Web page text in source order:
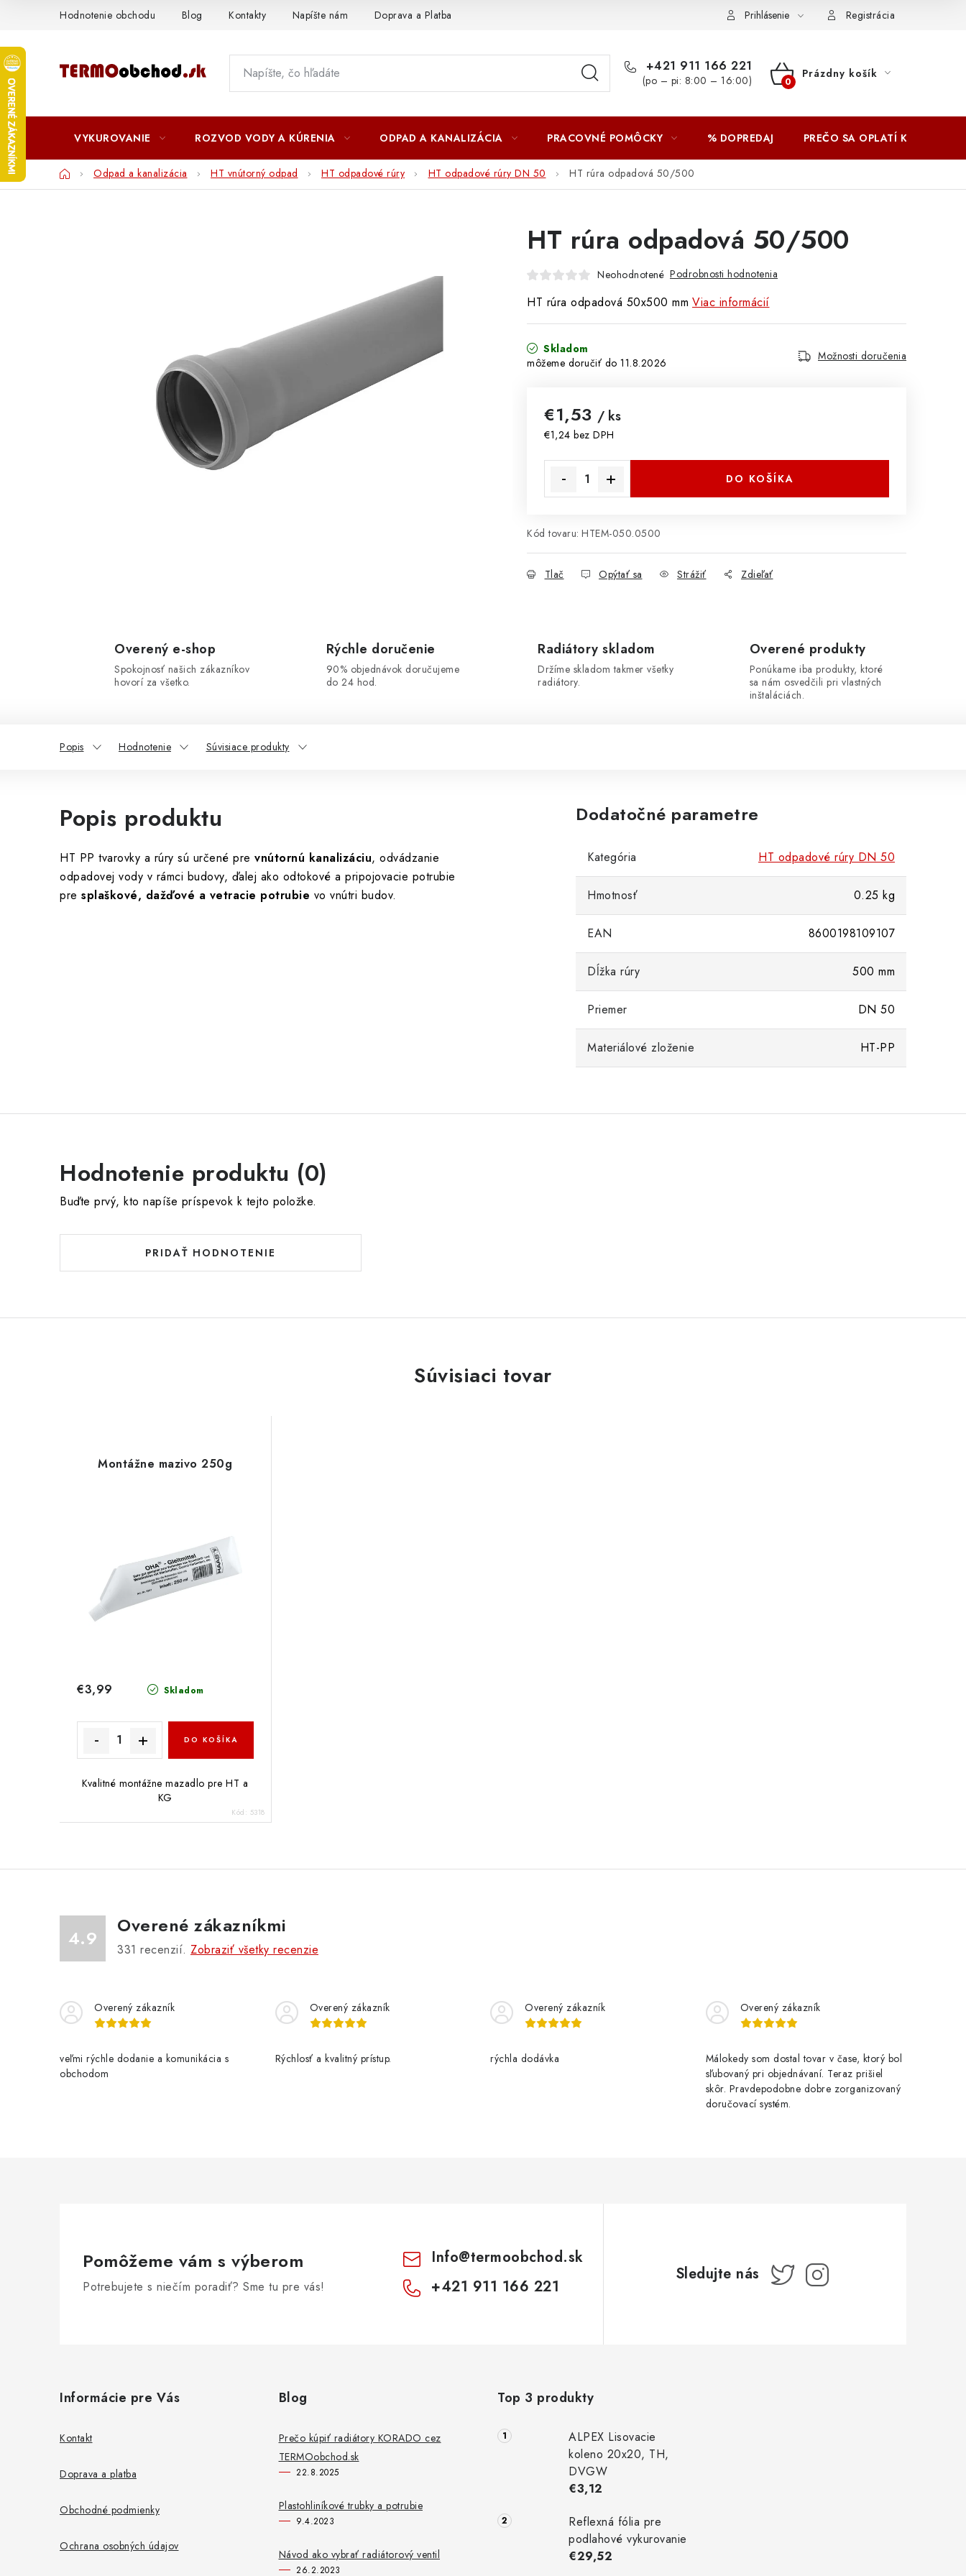
Hodnotenie obchodu Blog Kontakty Napíšte nám Doprava a Platba Prihlásenie Registrácia
+421 911 166 221
(po – pi: 8:00 – 16:00)
NÁKUPNÝ
Prázdny košík
VYKUROVANIE ROZVOD VODY A KÚRENIA ODPAD A KANALIZÁCIA PRACOVNÉ POMÔCKY % DOPREDAJ PREČO SA OPLATÍ KUPOVAŤ
DomovOdpad a kanalizácia HT vnútorný odpad HT odpadové rúry HT odpadové rúry DN 50 HT rúra odpadová 50/500
HT rúra odpadová 50/500
Neohodnotené Podrobnosti hodnotenia
HT rúra odpadová 50x500 mm Viac informácií
Skladom
11.8.2026
Možnosti doručenia
€1,53 / ks
€1,24 bez DPH
DO KOŠÍKA
Kód tovaru: HTEM-050.0500
Tlač Opýtať sa Strážiť Zdieľať
Overený e-shop
Spokojnosť našich zákazníkov
hovorí za všetko.
Rýchle doručenie
90% objednávok doručujeme
do 24 hod.
Radiátory skladom
Držíme skladom takmer všetky
radiátory.
Overené produkty
Ponúkame iba produkty, ktoré
sa nám osvedčili pri vlastných
inštaláciách.
Popis Hodnotenie Súvisiace produkty
Popis produktu
HT PP tvarovky a rúry sú určené pre vnútornú kanalizáciu, odvádzanie
odpadovej vody v rámci budovy, ďalej ako odtokové a pripojovacie potrubie
pre splaškové, dažďové a vetracie potrubie vo vnútri budov.
Dodatočné parametre
Kategória HT odpadové rúry DN 50
Hmotnosť 0.25 kg
EAN 8600198109107
Dĺžka rúry 500 mm
Priemer DN 50
Materiálové zloženie HT-PP
Hodnotenie produktu (0)
Buďte prvý, kto napíše príspevok k tejto položke.
PRIDAŤ HODNOTENIE
Súvisiaci tovar
Montážne mazivo 250g
Skladom
€3,99
DO KOŠÍKA
Kvalitné montážne mazadlo pre HT a
KG
Kód: 5318
4.9
Overené zákazníkmi
331 recenzií. Zobraziť všetky recenzie
Overený zákazník
veľmi rýchle dodanie a komunikácia s
obchodom
Overený zákazník
Rýchlosť a kvalitný prístup.
Overený zákazník
rýchla dodávka
Overený zákazník
Málokedy som dostal tovar v čase, ktorý bol
sľubovaný pri objednávaní. Teraz prišiel
skôr. Pravdepodobne dobre zorganizovaný
doručovací systém.
Pomôžeme vám s výberom
Potrebujete s niečím poradiť? Sme tu pre vás!
Info@termoobchod.sk
+421 911 166 221
Informácie pre Vás
Kontakt
Doprava a platba
Obchodné podmienky
Ochrana osobných údajov
Blog
Prečo kúpiť radiátory KORADO cez
TERMOobchod.sk
22.8.2025
Plastohliníkové trubky a potrubie
9.4.2023
Návod ako vybrať radiátorový ventil
26.2.2023
Top 3 produkty
ALPEX Lisovacie
koleno 20x20, TH,
DVGW
€3,12
Reflexná fólia pre
podlahové vykurovanie
€29,52